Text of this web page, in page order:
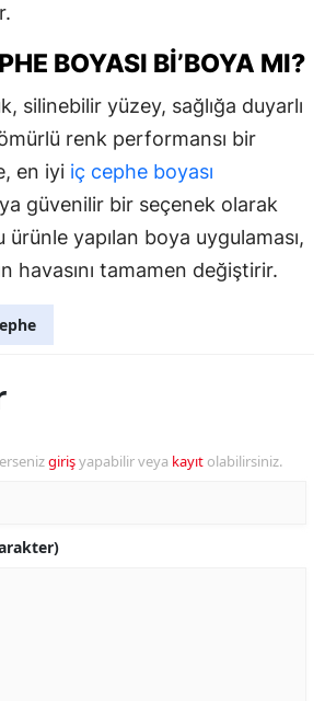
BOYASI BI’BOYA MI?
silinebilir yüzey, sağlığa duyarlı
renk performansı bir
en iyi iç cephe boyası
güvenilir bir seçenek olarak
ürünle yapılan boya uygulaması,
havasını tamamen değiştirir.
girişyapabilir veya kayıt olabilirsiniz.